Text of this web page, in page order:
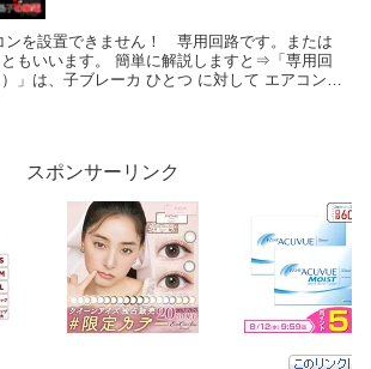
ンを設置できません！ 専用回路です。または
ともいいます。 簡単に解説しますと⇒「専用回
」は、子ブレーカ ひとつ に対して エアコン一
スポンサーリンク